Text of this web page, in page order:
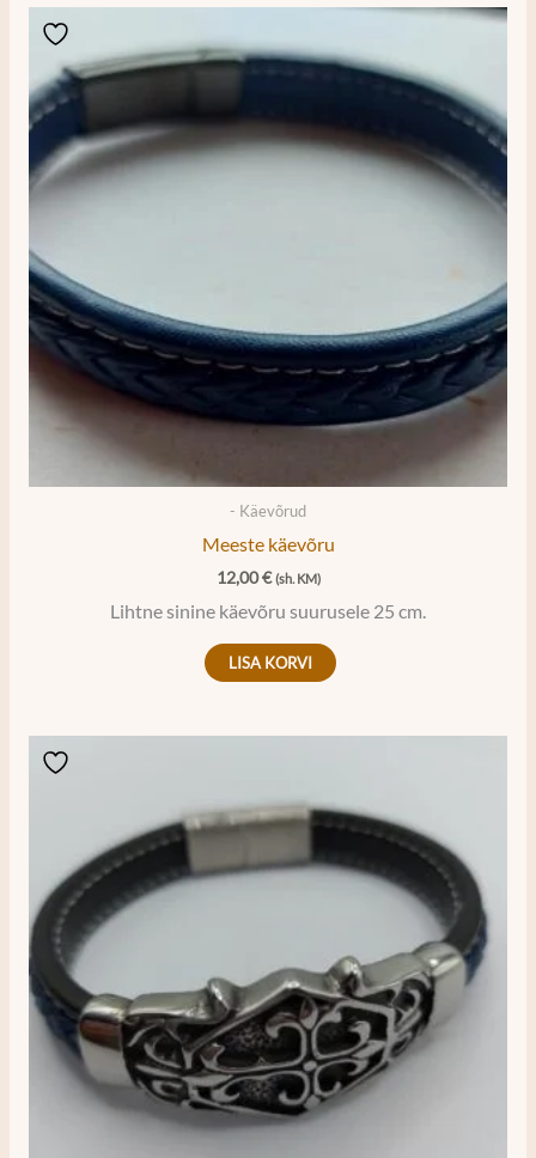
- Käevõrud
Meeste käevõru
12,00€ (sh. KM)
Lihtne sinine käevõru suurusele 25 cm.
LISA KORVI